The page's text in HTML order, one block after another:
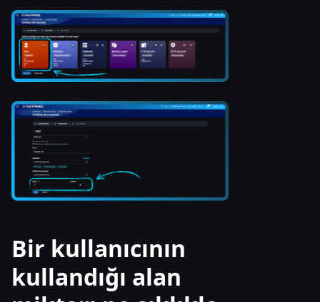
Bir kullanıcının
kullandığı alan